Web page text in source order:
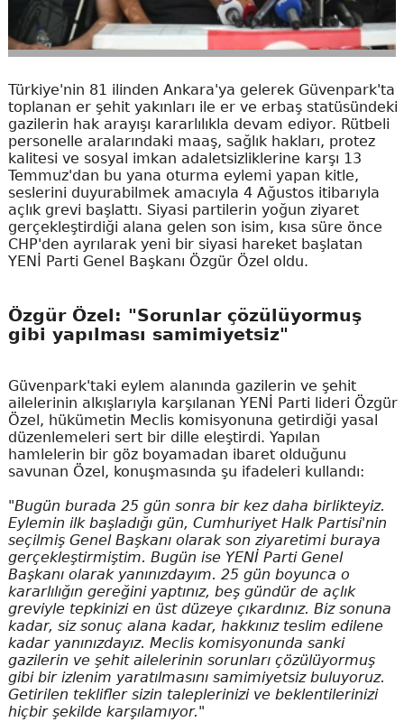
Türkiye'nin 81 ilinden Ankara'ya gelerek Güvenpark'ta
toplanan er şehit yakınları ile er ve erbaş statüsündeki
gazilerin hak arayışı kararlılıkla devam ediyor. Rütbeli
personelle aralarındaki maaş, sağlık hakları, protez
kalitesi ve sosyal imkan adaletsizliklerine karşı 13
Temmuz'dan bu yana oturma eylemi yapan kitle,
seslerini duyurabilmek amacıyla 4 Ağustos itibarıyla
açlık grevi başlattı. Siyasi partilerin yoğun ziyaret
gerçekleştirdiği alana gelen son isim, kısa süre önce
CHP'den ayrılarak yeni bir siyasi hareket başlatan
YENİ Parti Genel Başkanı Özgür Özel oldu.
Özgür Özel: "Sorunlar çözülüyormuş
gibi yapılması samimiyetsiz"
Güvenpark'taki eylem alanında gazilerin ve şehit
ailelerinin alkışlarıyla karşılanan YENİ Parti lideri Özgür
Özel, hükümetin Meclis komisyonuna getirdiği yasal
düzenlemeleri sert bir dille eleştirdi. Yapılan
hamlelerin bir göz boyamadan ibaret olduğunu
savunan Özel, konuşmasında şu ifadeleri kullandı:
"Bugün burada 25 gün sonra bir kez daha birlikteyiz.
Eylemin ilk başladığı gün, Cumhuriyet Halk Partisi'nin
seçilmiş Genel Başkanı olarak son ziyaretimi buraya
gerçekleştirmiştim. Bugün ise YENİ Parti Genel
Başkanı olarak yanınızdayım. 25 gün boyunca o
kararlılığın gereğini yaptınız, beş gündür de açlık
greviyle tepkinizi en üst düzeye çıkardınız. Biz sonuna
kadar, siz sonuç alana kadar, hakkınız teslim edilene
kadar yanınızdayız. Meclis komisyonunda sanki
gazilerin ve şehit ailelerinin sorunları çözülüyormuş
gibi bir izlenim yaratılmasını samimiyetsiz buluyoruz.
Getirilen teklifler sizin taleplerinizi ve beklentilerinizi
hiçbir şekilde karşılamıyor."